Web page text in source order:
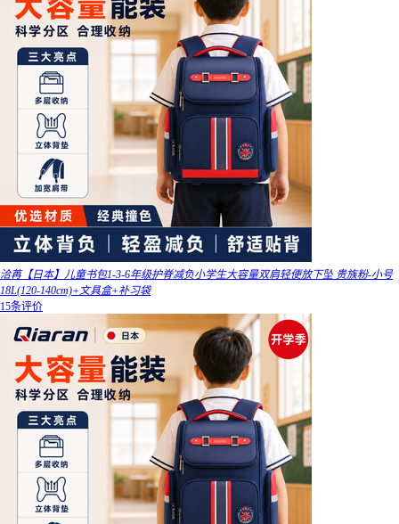
洽苒【日本】儿童书包1-3-6年级护脊减负小学生大容量双肩轻便放下坠 贵族粉-小号
18L(120-140cm)+文具盒+补习袋
15条评价